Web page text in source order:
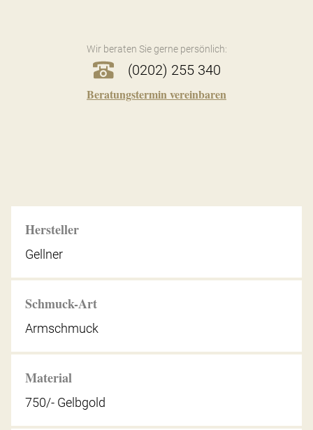
Wir beraten Sie gerne persönlich:
(0202) 255 340
Beratungstermin vereinbaren
Hersteller
Gellner
Schmuck-Art
Armschmuck
Material
750/- Gelbgold